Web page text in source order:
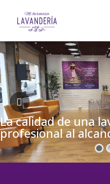
La calidad de una
profesional al